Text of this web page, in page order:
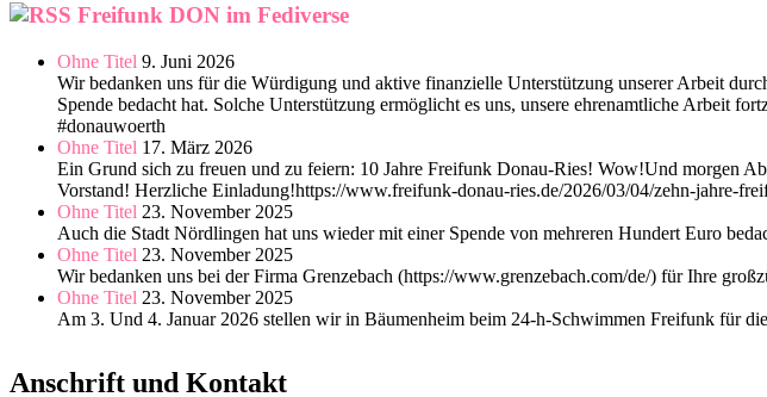
Freifunk DON im Fediverse
Ohne Titel 9. Juni 2026
Wir bedanken uns für die Würdigung und aktive finanzielle Unterstützung unserer Arbeit
Spende bedacht hat. Solche Unterstützung ermöglicht es uns, unsere ehrenamtliche Arbeit
#donauwoerth
Ohne Titel 17. März 2026
Ein Grund sich zu freuen und zu feiern: 10 Jahre Freifunk Donau-Ries! Wow!Und morgen
Vorstand! Herzliche Einladung!https://www.freifunk-donau-ries.de/2026/03/04/zehn-jahre-
Ohne Titel 23. November 2025
Auch die Stadt Nördlingen hat uns wieder mit einer Spende von mehreren Hundert Euro
Ohne Titel 23. November 2025
Wir bedanken uns bei der Firma Grenzebach (https://www.grenzebach.com/de/) für Ihre
Ohne Titel 23. November 2025
Am 3. Und 4. Januar 2026 stellen wir in Bäumenheim beim 24-h-Schwimmen Freifunk für
Anschrift und Kontakt